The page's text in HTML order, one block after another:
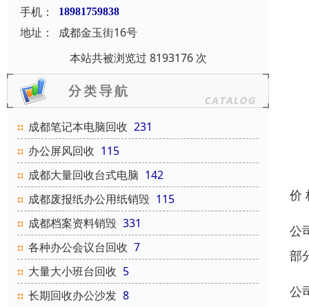
手机：
18981759838
地址：
成都金玉街16号
本站共被浏览过 8193176 次
成都笔记本电脑回收 231
办公屏风回收 115
成都大量回收台式电脑 142
成都废报纸办公用纸销毁 115
成都档案资料销毁 331
各种办公会议台回收 7
大量大小班台回收 5
长期回收办公沙发 8
价
公
部
公